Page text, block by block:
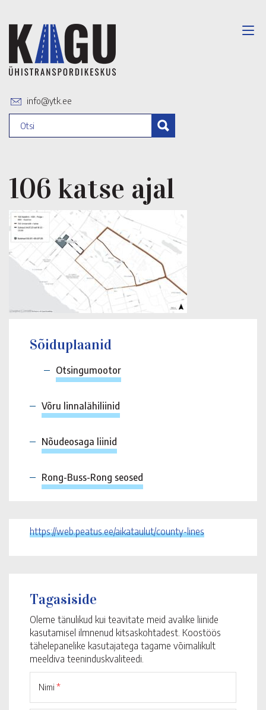
info@ytk.ee
106 katse ajal
Sõiduplaanid
Otsingumootor
Võru linnalähiliinid
Nõudeosaga liinid
Rong-Buss-Rong seosed
https://web.peatus.ee/aikataulut/county-lines
Tagasiside
Oleme tänulikud kui teavitate meid avalike liinide
kasutamisel ilmnenud kitsaskohtadest. Koostöös
tähelepanelike kasutajatega tagame võimalikult
meeldiva teeninduskvaliteedi.
Nimi *